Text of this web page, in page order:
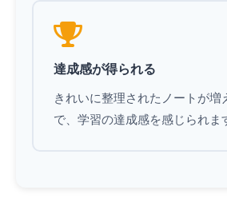
達成感が得られる
きれいに整理されたノートが増
で、学習の達成感を感じられま